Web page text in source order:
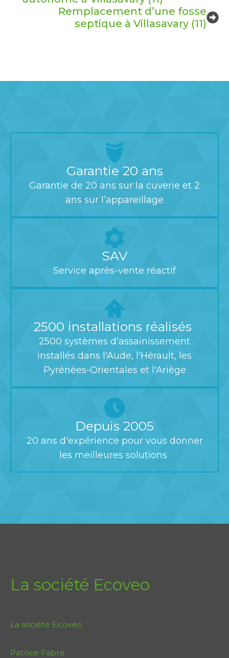
Remplacement d’une fosse
septique à Villasavary (11)
Garantie 20 ans
Garantie de 20 ans sur la cuverie et 2
ans sur l’appareillage
SAV
Service après-vente réactif
2500 installations réalisés
2500 systèmes d'assainissement
installés dans l'Aude, l'Hérault, les
Pyrénées-Orientales et l'Ariège
Depuis 2005
20 ans d'expérience pour vous donner
les meilleures solutions
La société Ecoveo
La société Ecoveo
Patrice Fabre